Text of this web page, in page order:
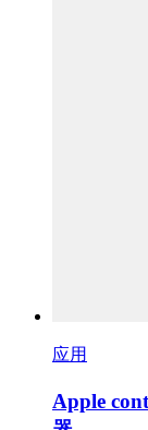
应用
Apple